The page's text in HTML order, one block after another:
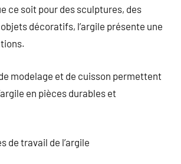
ce soit pour des sculptures, des
décoratifs, l’argile présente une
modelage et de cuisson permettent
en pièces durables et
de travail de l’argile